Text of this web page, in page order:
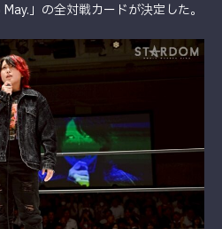
」の全対戦カードが決定した。